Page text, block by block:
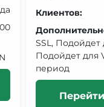
Клиентов:
SSL, Подойдет
Подойдет для
период